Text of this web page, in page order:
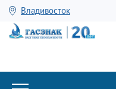
Владивосток